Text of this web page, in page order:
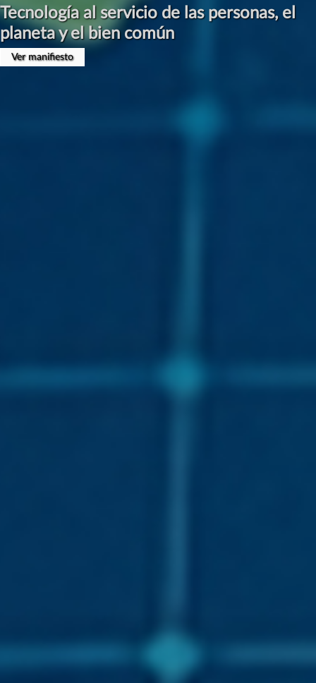
Tecnología al servicio de las personas, el
planeta y el bien común
Ver manifiesto